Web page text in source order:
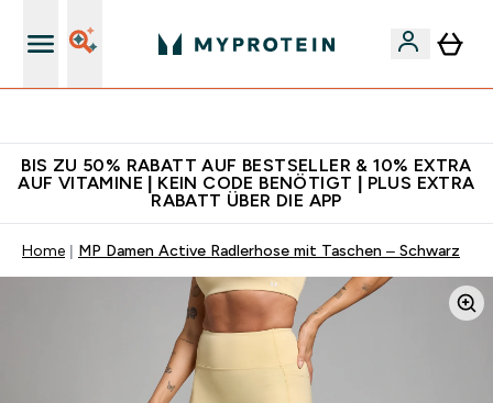
BIS ZU 50% RABATT AUF BESTSELLER & 10% EXTRA
AUF VITAMINE | KEIN CODE BENÖTIGT | PLUS EXTRA
RABATT ÜBER DIE APP
Home MP Damen Active Radlerhose mit Taschen – Schwarz